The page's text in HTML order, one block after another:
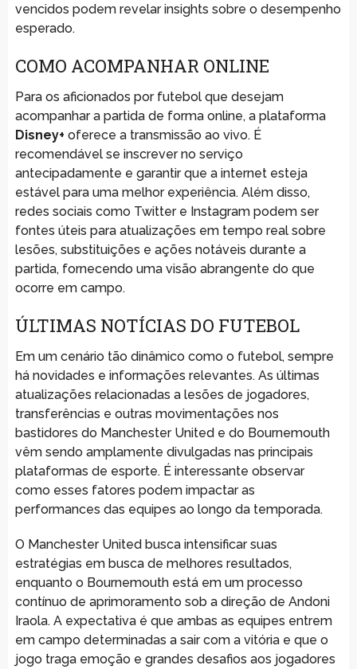
vencidos podem revelar insights sobre o desempenho
esperado.
COMO ACOMPANHAR ONLINE
Para os aficionados por futebol que desejam
acompanhar a partida de forma online, a plataforma
Disney+ oferece a transmissão ao vivo. É
recomendável se inscrever no serviço
antecipadamente e garantir que a internet esteja
estável para uma melhor experiência. Além disso,
redes sociais como Twitter e Instagram podem ser
fontes úteis para atualizações em tempo real sobre
lesões, substituições e ações notáveis durante a
partida, fornecendo uma visão abrangente do que
ocorre em campo.
ÚLTIMAS NOTÍCIAS DO FUTEBOL
Em um cenário tão dinâmico como o futebol, sempre
há novidades e informações relevantes. As últimas
atualizações relacionadas a lesões de jogadores,
transferências e outras movimentações nos
bastidores do Manchester United e do Bournemouth
vêm sendo amplamente divulgadas nas principais
plataformas de esporte. É interessante observar
como esses fatores podem impactar as
performances das equipes ao longo da temporada.
O Manchester United busca intensificar suas
estratégias em busca de melhores resultados,
enquanto o Bournemouth está em um processo
contínuo de aprimoramento sob a direção de Andoni
Iraola. A expectativa é que ambas as equipes entrem
em campo determinadas a sair com a vitória e que o
jogo traga emoção e grandes desafios aos jogadores